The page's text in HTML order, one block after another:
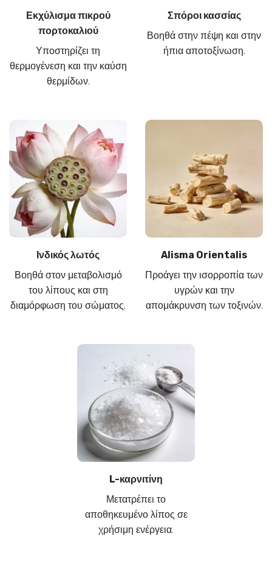
Εκχύλισμα πικρού
πορτοκαλιού
Υποστηρίζει τη
θερμογένεση και την καύση
θερμίδων.
Σπόροι κασσίας
Βοηθά στην πέψη και στην
ήπια αποτοξίνωση.
Ινδικός λωτός
Βοηθά στον μεταβολισμό
του λίπους και στη
διαμόρφωση του σώματος.
Alisma Orientalis
Προάγει την ισορροπία των
υγρών και την
απομάκρυνση των τοξινών.
L-καρνιτίνη
Μετατρέπει το
αποθηκευμένο λίπος σε
χρήσιμη ενέργεια.